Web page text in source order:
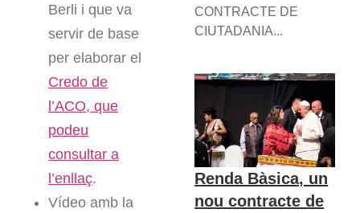
Berli i que va
servir de base
per elaborar el
Credo de
l’ACO, que
podeu
consultar a
l’enllaç.
Vídeo amb la
CONTRACTE DE
CIUTADANIA...
Renda Bàsica, un
nou contracte de